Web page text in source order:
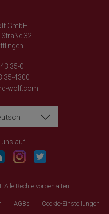
GmbH
32
35-0
35-4300
wolf.com
uns auf
Rechte vorbehalten.
AGBs Cookie-Einstellungen